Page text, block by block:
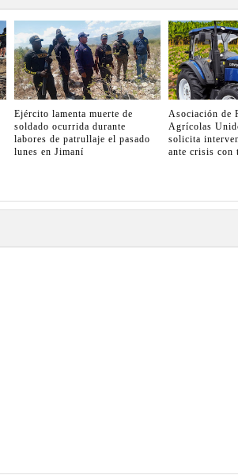
Ejército lamenta muerte de
soldado ocurrida durante
labores de patrullaje el pasado
lunes en Jimaní
Asociación de
Agrícolas
solicita
ante crisis con